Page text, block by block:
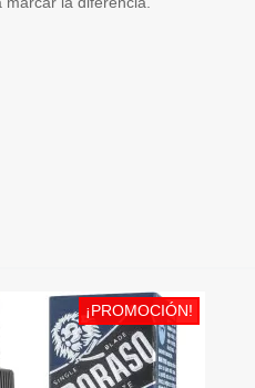
¡PROMOCIÓN!